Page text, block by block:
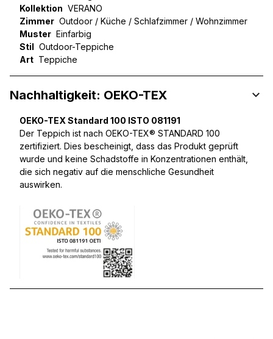
Kollektion VERANO
Zimmer Outdoor / Küche / Schlafzimmer / Wohnzimmer
Muster Einfarbig
Stil Outdoor-Teppiche
Art Teppiche
Nachhaltigkeit: OEKO-TEX
OEKO-TEX Standard 100 ISTO 081191
Der Teppich ist nach OEKO-TEX® STANDARD 100
zertifiziert. Dies bescheinigt, dass das Produkt geprüft
wurde und keine Schadstoffe in Konzentrationen enthält,
die sich negativ auf die menschliche Gesundheit
auswirken.